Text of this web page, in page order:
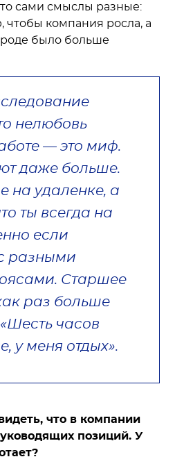
сами смыслы разные:
чтобы компания росла, а
было больше
нелюбовь
— это миф.
даже больше.
на удаленке, а
ты всегда на
если
разными
Старшее
раз больше
часов
у меня отдых».
что в компании
позиций. У